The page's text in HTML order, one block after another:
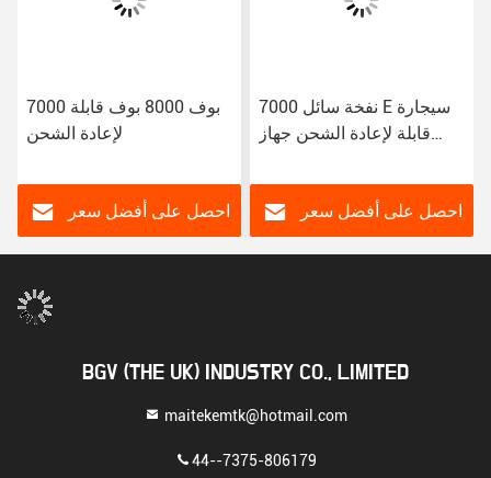
7000 بوف 8000 بوف قابلة
لإعادة الشحن
احصل على أفضل سعر
7000 نفخة سائل E سيجارة
قابلة لإعادة الشحن جهاز
مرة واحدة
احصل على أفضل سعر
BGV (THE UK) INDUSTRY CO., LIMITED
maitekemtk@hotmail.com
44--7375-806179